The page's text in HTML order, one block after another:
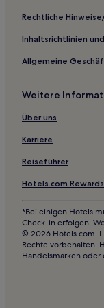
Günstige in
Familien in
Strand in Norfolk
Luxus in Norfolk
Günstige in
Günstige in
Hotels mit
Hotels mit
Business in
Rechtliche
Inhaltsrichtlinien
Allgemeine
Weitere
Über uns
Karriere
Reiseführer
Hotels.com Rewards
*Bei einigen Hotels
Check-in erfolgen.
© 2026 Hotels.com,
Rechte vorbehalten.
Handelsmarken oder